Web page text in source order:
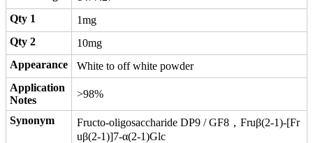
Qty 1
1mg
Qty 2
10mg
Appearance
White to off white powder
Application
Notes
>98%
Synonym
Fructo-oligosaccharide DP9 / GF8，Fruβ(2-1)-[Fr
uβ(2-1)]7-α(2-1)Glc